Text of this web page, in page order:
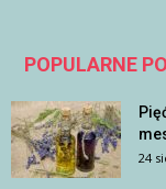
POPULARNE
24